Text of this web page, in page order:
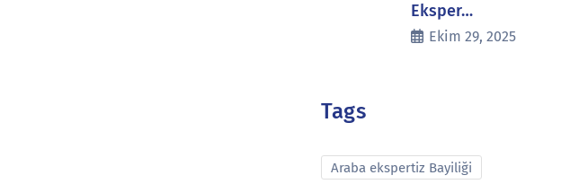
Eksper…
Ekim 29, 2025
Tags
Araba ekspertiz Bayiliği